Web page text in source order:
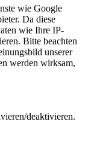
wie Google
Da diese
wie Ihre IP-
Bitte beachten
unserer
werden wirksam,
deaktivieren.